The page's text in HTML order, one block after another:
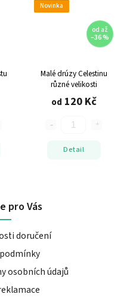
Novinka
od až
–36 %
Malé drúzy Celestinu
různé velikosti
od 120 Kč
Detail
pro Vás
doručení
osobních údajů